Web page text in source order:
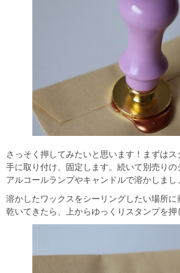
さっそく押してみたいと思います！まずは
手に取り付け、固定します。続いて別売り
アルコールランプやキャンドルで溶かしまし
溶かしたワックスをシーリングしたい場所に
乾いてきたら、上からゆっくりスタンプを押